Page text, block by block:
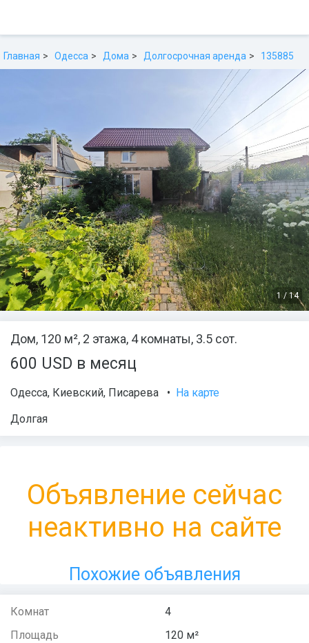
Главная Одесса Дома Долгосрочная аренда 135885
1/14
Дом, 120 м², 2 этажа, 4 комнаты, 3.5 сот.
600 USD в месяц
Одесса, Киевский, Писарева • На карте
Долгая
Объявление сейчас
неактивно на сайте
Похожие объявления
Комнат
4
Площадь
120 м²